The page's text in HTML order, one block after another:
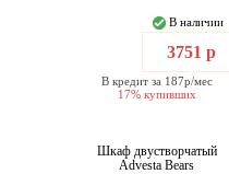
В наличии
3751 р
В кредит за 187р/мес
17% купивших
Шкаф двустворчатый
Advesta Bears